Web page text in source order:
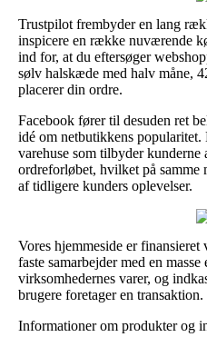
Trustpilot frembyder en lang
inspicere en række nuværende
ind for, at du eftersøger
sølv halskæde med halv måne,
placerer din ordre.
Facebook fører til desuden ret
idé om netbutikkens
varehuse som tilbyder kunderne
ordreforløbet, hvilket på samme
af tidligere kunders oplevelser.
Vores hjemmeside er
faste samarbejder med en
virksomhedernes varer, og
brugere foretager en transaktion.
Informationer om produkter og